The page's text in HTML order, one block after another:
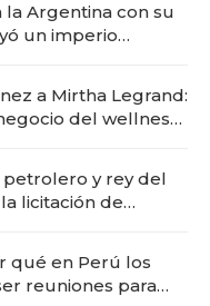
la Argentina con su
un imperio
a Mirtha Legrand:
del wellness
petrolero y rey del
licitación de
qué en Perú los
reuniones para